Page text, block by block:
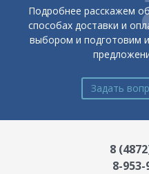
Подробнее расскажем
способах доставки и
выбором и подготовим
Задать
8
8-953-